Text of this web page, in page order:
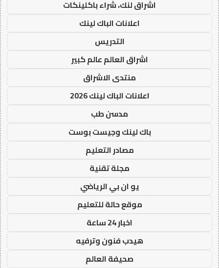
اشراق لنك، شراء باكلينكات
اعلانات الباك لينك
التدريس
اشراق العالم عالم كبير
منتدى الاشراق
اعلانات الباك لينك 2026
مدسن طب
باك لينك وجيست بوست
مصادر التعليم
مجلة تقنية
يو ان بي الرياضي
موقع حالة للتعليم
اخبار 24 ساعة
هيدب فنون وترفيه
صحيفة العالم